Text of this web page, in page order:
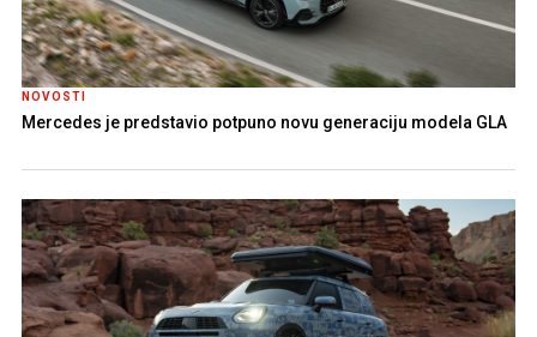
NOVOSTI
Mercedes je predstavio potpuno novu generaciju modela GLA